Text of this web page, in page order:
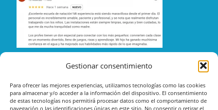
Gestionar consentimiento
Para ofrecer las mejores experiencias, utilizamos tecnologías como las cookies
para almacenar y/o acceder a la información del dispositivo. El consentimiento
de estas tecnologías nos permitirá procesar datos como el comportamiento de
navegación o las identificaciones únicas en este sitio. No consentir o retirar el